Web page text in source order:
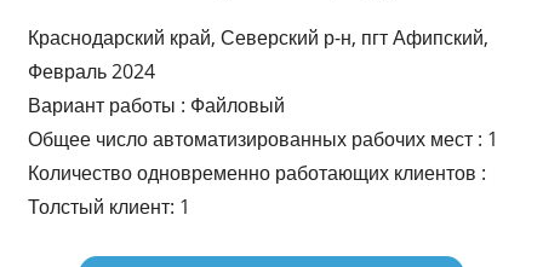
Краснодарский край, Северский р-н, пгт Афипский,
Февраль 2024
Вариант работы : Файловый
Общее число автоматизированных рабочих мест : 1
Количество одновременно работающих клиентов :
Толстый клиент: 1